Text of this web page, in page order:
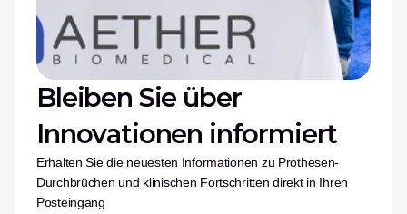
Bleiben Sie über
Innovationen informiert
Erhalten Sie die neuesten Informationen zu Prothesen-
Durchbrüchen und klinischen Fortschritten direkt in Ihren
Posteingang